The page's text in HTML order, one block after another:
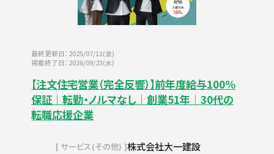
最終更新日：2025/07/11(金)
掲載終了日：2026/09/23(水)
【注文住宅営業（完全反響）】前年度給与100%
保証｜転勤・ノルマなし｜創業51年｜30代の
転職応援企業
サービス(その他) 株式会社大一建設